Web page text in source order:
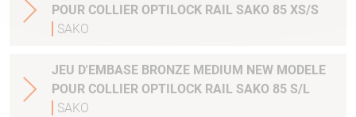
POUR COLLIER OPTILOCK RAIL SAKO 85 XS/S
SAKO
JEU D'EMBASE BRONZE MEDIUM NEW MODELE
POUR COLLIER OPTILOCK RAIL SAKO 85 S/L
SAKO